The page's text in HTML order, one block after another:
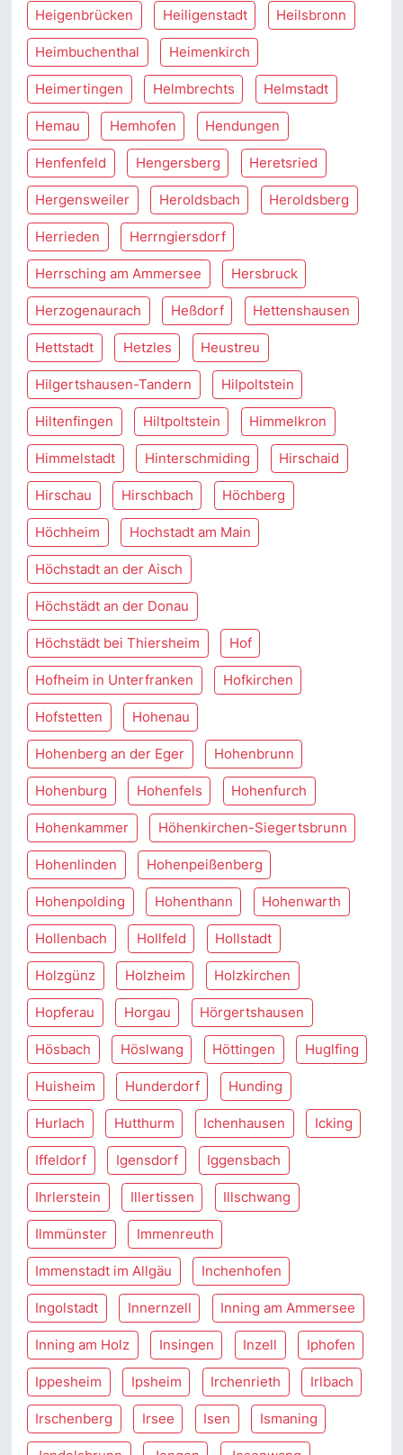
Heigenbrücken Heiligenstadt Heilsbronn
Heimbuchenthal Heimenkirch
Heimertingen Helmbrechts Helmstadt
Hemau Hemhofen Hendungen
Henfenfeld Hengersberg Heretsried
Hergensweiler Heroldsbach Heroldsberg
Herrieden Herrngiersdorf
Herrsching am Ammersee Hersbruck
Herzogenaurach Heßdorf Hettenshausen
Hettstadt Hetzles Heustreu
Hilgertshausen-Tandern Hilpoltstein
Hiltenfingen Hiltpoltstein Himmelkron
Himmelstadt Hinterschmiding Hirschaid
Hirschau Hirschbach Höchberg
Höchheim Hochstadt am Main
Höchstadt an der Aisch
Höchstädt an der Donau
Höchstädt bei Thiersheim Hof
Hofheim in Unterfranken Hofkirchen
Hofstetten Hohenau
Hohenberg an der Eger Hohenbrunn
Hohenburg Hohenfels Hohenfurch
Hohenkammer Höhenkirchen-Siegertsbrunn
Hohenlinden Hohenpeißenberg
Hohenpolding Hohenthann Hohenwarth
Hollenbach Hollfeld Hollstadt
Holzgünz Holzheim Holzkirchen
Hopferau Horgau Hörgertshausen
Hösbach Höslwang Höttingen Huglfing
Huisheim Hunderdorf Hunding
Hurlach Hutthurm Ichenhausen Icking
Iffeldorf Igensdorf Iggensbach
Ihrlerstein Illertissen Illschwang
Ilmmünster Immenreuth
Immenstadt im Allgäu Inchenhofen
Ingolstadt Innernzell Inning am Ammersee
Inning am Holz Insingen Inzell Iphofen
Ippesheim Ipsheim Irchenrieth Irlbach
Irschenberg Irsee Isen Ismaning